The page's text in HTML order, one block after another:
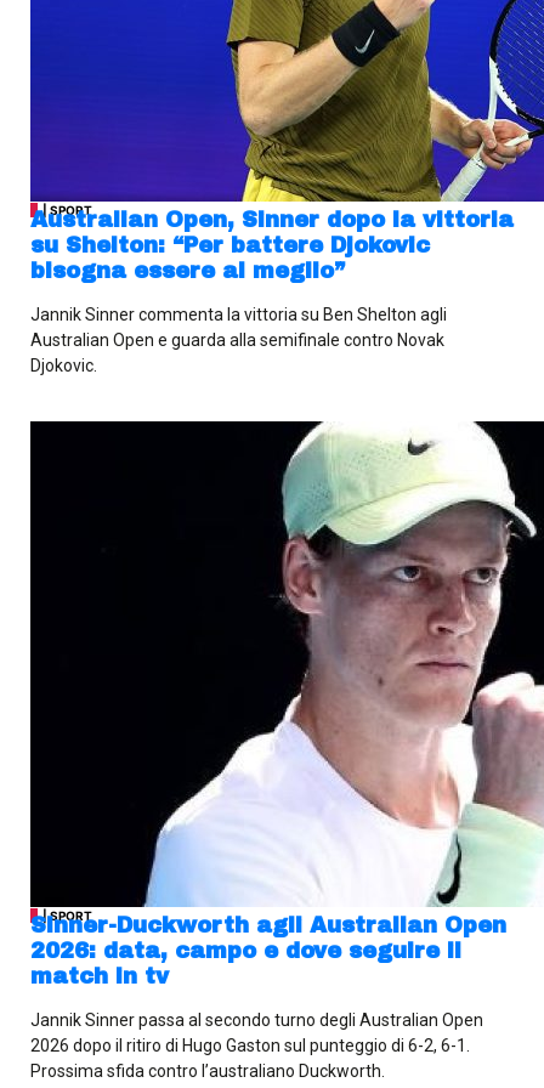
| SPORT
Australian Open, Sinner dopo la vittoria
su Shelton: “Per battere Djokovic
bisogna essere al meglio”
Jannik Sinner commenta la vittoria su Ben Shelton agli
Australian Open e guarda alla semifinale contro Novak
Djokovic.
| SPORT
Sinner-Duckworth agli Australian Open
2026: data, campo e dove seguire il
match in tv
Jannik Sinner passa al secondo turno degli Australian Open
2026 dopo il ritiro di Hugo Gaston sul punteggio di 6-2, 6-1.
Prossima sfida contro l’australiano Duckworth.